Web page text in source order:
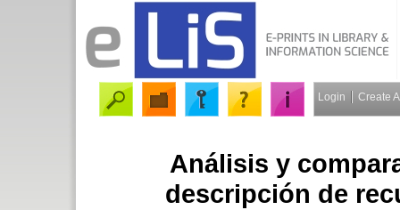
Login Create
Análisis y
descripción de